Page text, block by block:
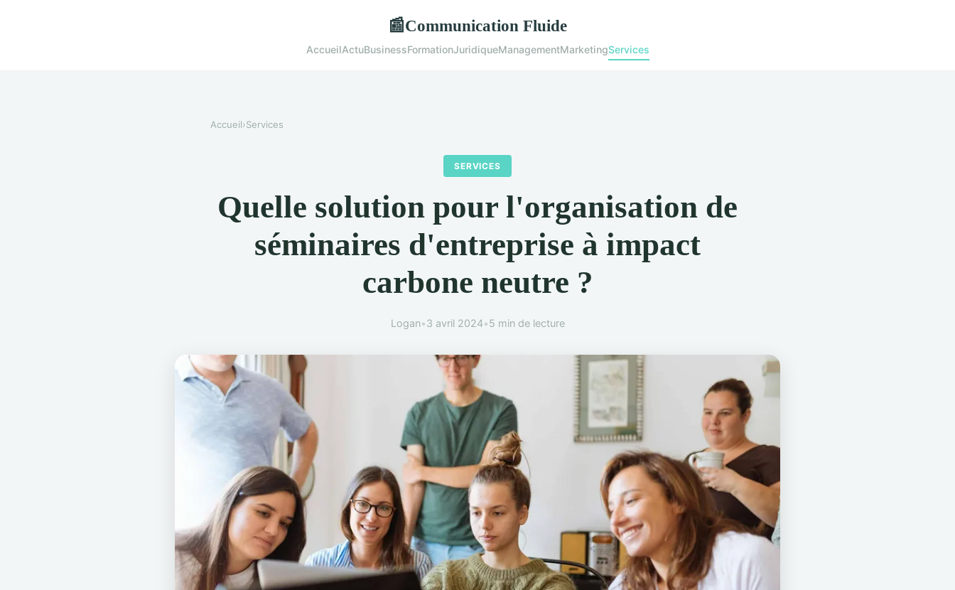
📰Communication Fluide
AccueilActuBusinessFormationJuridiqueManagementMarketingServices
Accueil›Services
SERVICES
Quelle solution pour l'organisation de
séminaires d'entreprise à impact
carbone neutre ?
Logan•3 avril 2024•5 min de lecture